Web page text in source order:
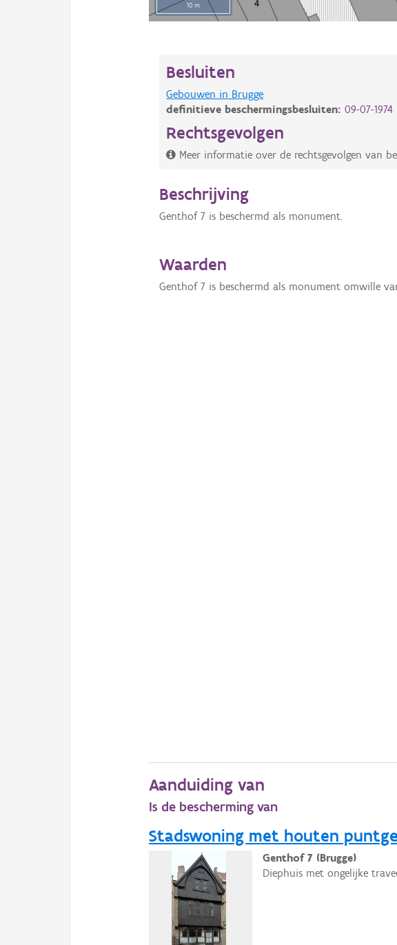
10 m
Besluiten
Gebouwen in Brugge
definitieve beschermingsbesluiten:09-07-
Rechtsgevolgen
Meer informatie over de rechtsgevolgen van
Beschrijving
Genthof 7 is beschermd als monument.
Waarden
Genthof 7 is beschermd als monument omwille
Aanduiding van
Is de bescherming van
Stadswoning met houten
Genthof 7 (Brugge)
Diephuis met ongelijke